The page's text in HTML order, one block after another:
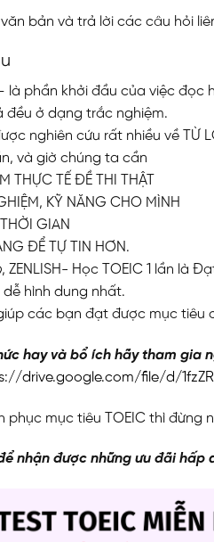
bản và trả lời các câu hỏi
– là phần khởi đầu của việc
ở dạng trắc nghiệm.
nghiên cứu rất nhiều về TỪ
và giờ chúng ta cần
THỰC TẾ ĐỀ THI THẬT
KỸ NĂNG CHO MÌNH
GIAN
ĐỂ TỰ TIN HƠN.
Học TOEIC 1 lần là
hình dung nhất.
các bạn đạt được mục tiêu
hay và bổ ích hãy tham gia
drive.google.com/file/d/
phục mục tiêu TOEIC thì đừng
nhận được những ưu đãi hấp